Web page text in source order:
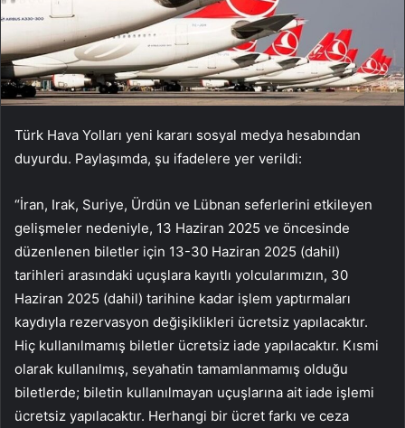
Türk Hava Yolları yeni kararı sosyal medya hesabından
duyurdu. Paylaşımda, şu ifadelere yer verildi:
“İran, Irak, Suriye, Ürdün ve Lübnan seferlerini etkileyen
gelişmeler nedeniyle, 13 Haziran 2025 ve öncesinde
düzenlenen biletler için 13-30 Haziran 2025 (dahil)
tarihleri arasındaki uçuşlara kayıtlı yolcularımızın, 30
Haziran 2025 (dahil) tarihine kadar işlem yaptırmaları
kaydıyla rezervasyon değişiklikleri ücretsiz yapılacaktır.
Hiç kullanılmamış biletler ücretsiz iade yapılacaktır. Kısmi
olarak kullanılmış, seyahatin tamamlanmamış olduğu
biletlerde; biletin kullanılmayan uçuşlarına ait iade işlemi
ücretsiz yapılacaktır. Herhangi bir ücret farkı ve ceza